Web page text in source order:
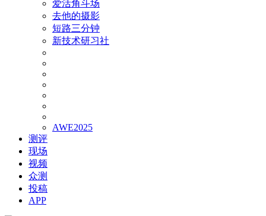
爱活角斗场
去他的摄影
短路三分钟
新技术研习社
AWE2025
测评
现场
视频
众测
投稿
APP